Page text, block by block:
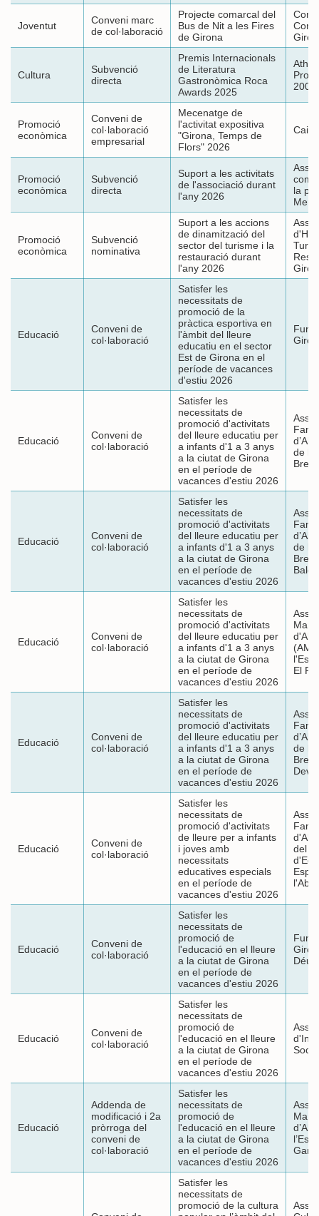
Joventut
Conveni marc
de col·laboració
Projecte comarcal del
Bus de Nit a les Fires
de Girona
Cultura
Subvenció
directa
Premis Internacionals
de Literatura
Gastronòmica Roca
Awards 2025
2005
Promoció
econòmica
Conveni de
col·laboració
empresarial
Mecenatge de
l'activitat expositiva
"Girona, Temps de
Flors" 2026
Promoció
econòmica
Subvenció
directa
Suport a les activitats
de l'associació durant
l'any 2026
la
Promoció
econòmica
Subvenció
nominativa
Suport a les accions
de dinamització del
sector del turisme i la
restauració durant
l'any 2026
Educació
Conveni de
col·laboració
Satisfer les
necessitats de
promoció de la
pràctica esportiva en
l'àmbit del lleure
educatiu en el sector
Est de Girona en el
període de vacances
d'estiu 2026
Educació
Conveni de
col·laboració
Satisfer les
necessitats de
promoció d'activitats
del lleure educatiu per
a infants d'1 a 3 anys
a la ciutat de Girona
en el període de
vacances d'estiu 2026
de
Educació
Conveni de
col·laboració
Satisfer les
necessitats de
promoció d'activitats
del lleure educatiu per
a infants d'1 a 3 anys
a la ciutat de Girona
en el període de
vacances d'estiu 2026
de
Educació
Conveni de
col·laboració
Satisfer les
necessitats de
promoció d'activitats
del lleure educatiu per
a infants d'1 a 3 anys
a la ciutat de Girona
en el període de
vacances d'estiu 2026
El
Educació
Conveni de
col·laboració
Satisfer les
necessitats de
promoció d'activitats
del lleure educatiu per
a infants d'1 a 3 anys
a la ciutat de Girona
en el període de
vacances d'estiu 2026
de
Educació
Conveni de
col·laboració
Satisfer les
necessitats de
promoció d'activitats
de lleure per a infants
i joves amb
necessitats
educatives especials
en el període de
vacances d'estiu 2026
del
Educació
Conveni de
col·laboració
Satisfer les
necessitats de
promoció de
l'educació en el lleure
a la ciutat de Girona
en el període de
vacances d'estiu 2026
Déu
Educació
Conveni de
col·laboració
Satisfer les
necessitats de
promoció de
l'educació en el lleure
a la ciutat de Girona
en el període de
vacances d'estiu 2026
Educació
Addenda de
modificació i 2a
pròrroga del
conveni de
col·laboració
Satisfer les
necessitats de
promoció de
l'educació en el lleure
a la ciutat de Girona
en el període de
vacances d'estiu 2026
Garbí
Satisfer les
necessitats de
promoció de la cultura